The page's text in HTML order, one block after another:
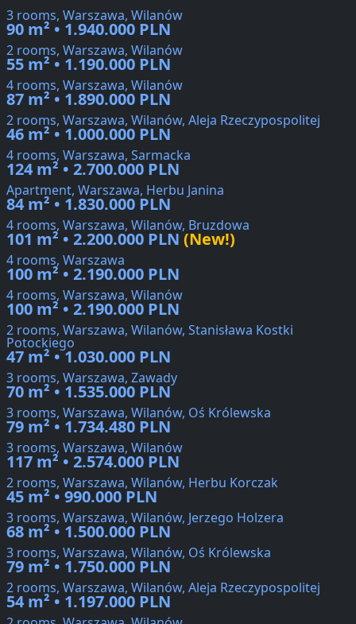
3 rooms, Warszawa, Wilanów
90 m² • 1.940.000 PLN
2 rooms, Warszawa, Wilanów
55 m² • 1.190.000 PLN
4 rooms, Warszawa, Wilanów
87 m² • 1.890.000 PLN
2 rooms, Warszawa, Wilanów, Aleja Rzeczypospolitej
46 m² • 1.000.000 PLN
4 rooms, Warszawa, Sarmacka
124 m² • 2.700.000 PLN
Apartment, Warszawa, Herbu Janina
84 m² • 1.830.000 PLN
4 rooms, Warszawa, Wilanów, Bruzdowa
101 m² • 2.200.000 PLN (New!)
4 rooms, Warszawa
100 m² • 2.190.000 PLN
4 rooms, Warszawa, Wilanów
100 m² • 2.190.000 PLN
2 rooms, Warszawa, Wilanów, Stanisława Kostki
Potockiego
47 m² • 1.030.000 PLN
3 rooms, Warszawa, Zawady
70 m² • 1.535.000 PLN
3 rooms, Warszawa, Wilanów, Oś Królewska
79 m² • 1.734.480 PLN
3 rooms, Warszawa, Wilanów
117 m² • 2.574.000 PLN
2 rooms, Warszawa, Wilanów, Herbu Korczak
45 m² • 990.000 PLN
3 rooms, Warszawa, Wilanów, Jerzego Holzera
68 m² • 1.500.000 PLN
3 rooms, Warszawa, Wilanów, Oś Królewska
79 m² • 1.750.000 PLN
2 rooms, Warszawa, Wilanów, Aleja Rzeczypospolitej
54 m² • 1.197.000 PLN